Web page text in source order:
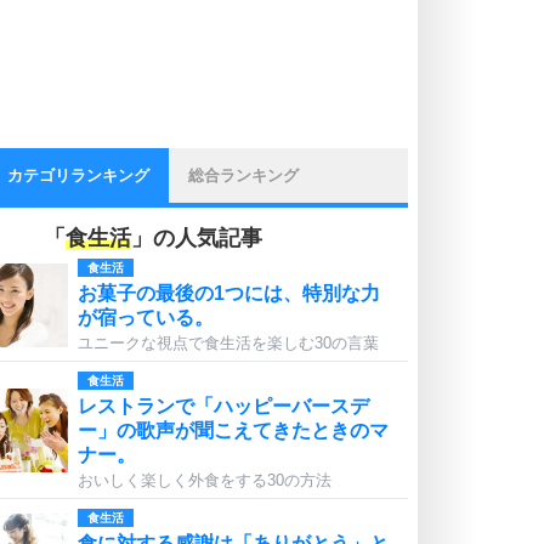
カテゴリランキング 総合ランキング
「 食生活」の人気記事
食生活
お菓子の最後の1つには、特別な力
が宿っている。
ユニークな視点で食生活を楽しむ30の言葉
食生活
レストランで「ハッピーバースデ
ー」の歌声が聞こえてきたときのマ
ナー。
おいしく楽しく外食をする30の方法
食生活